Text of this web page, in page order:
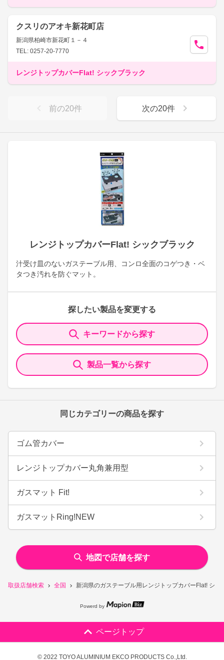
取扱店舗検索 全国 新潟県のガステーブル用レンジトップカバーFlat! シッ
レンジトップカバーFlat! シックブラック
汁受け皿のないガステーブル用、コンロ全面のコゲつき・ベ
タつき汚れを防ぐマット。
探したい製品を変更する
キーワードから探す
製品一覧から探す
同じカテゴリーの商品を探す
ゴム管カバー
レンジトップカバー丸角兼用型
ガスマット Fit!
ガスマットRing!NEW
クスリのアオキ新花町店
新潟県柏崎市新花町１－４
TEL: 0257-20-7770
レンジトップカバーFlat! シックブラック
前の20件 次の20件
地図で店舗を探す
Powerd by
ページトップ
© 2022 TOYO ALUMINIUM EKCO PRODUCTS Co.,Ltd.